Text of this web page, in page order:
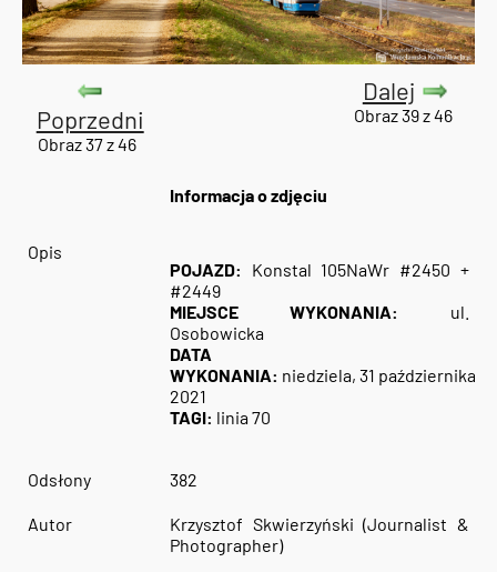
Poprzedni
Obraz 37 z 46
Dalej
Obraz 39 z 46
Informacja o zdjęciu
Opis
POJAZD: Konstal 105NaWr #2450 +
#2449
MIEJSCE WYKONANIA:
ul.
Osobowicka
DATA
WYKONANIA: niedziela, 31 października
2021
TAGI: linia 70
Odsłony 382
Autor
Krzysztof Skwierzyński (Journalist &
Photographer)